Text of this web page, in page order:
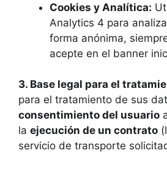
Cookies y Analítica:
Analytics 4 para
forma anónima,
acepte en el banner
3. Base legal para el
para el tratamiento de sus
consentimiento del usuario
la ejecución de un contrato
servicio de transporte